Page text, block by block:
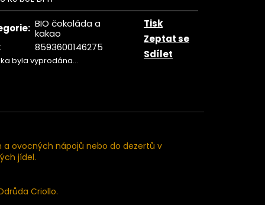
: BIO čokoláda a
kakao
8593600146275
byla vyprodána…
Tisk
Zeptat se
Sdílet
a ovocných nápojů nebo do dezertů v
jídel.
Criollo.